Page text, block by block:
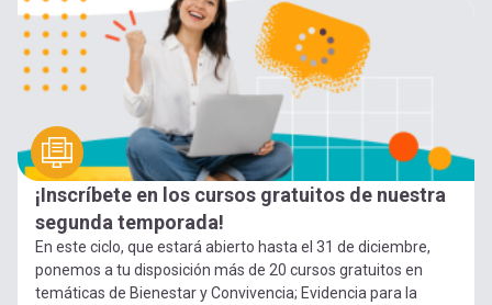
¡Inscríbete en los cursos gratuitos de nuestra
segunda temporada!
En este ciclo, que estará abierto hasta el 31 de diciembre,
ponemos a tu disposición más de 20 cursos gratuitos en
temáticas de Bienestar y Convivencia; Evidencia para la